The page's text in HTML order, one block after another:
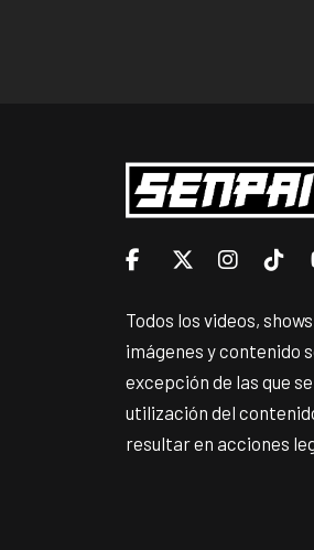
Todos los videos,
imágenes y contenido
excepción de las que
utilización del
resultar en acciones